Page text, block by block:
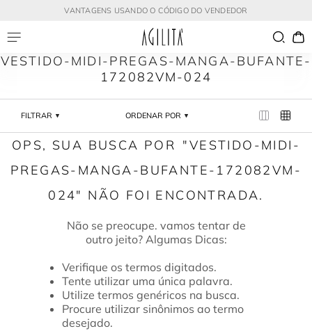
VANTAGENS USANDO O CÓDIGO DO VENDEDOR
VESTIDO-MIDI-PREGAS-MANGA-BUFANTE-
172082VM-024
FILTRAR ORDENAR POR
VESTIDO-MIDI-
PREGAS-MANGA-BUFANTE-172082VM-
024
Verifique os termos digitados.
Tente utilizar uma única palavra.
Utilize termos genéricos na busca.
Procure utilizar sinônimos ao termo
desejado.